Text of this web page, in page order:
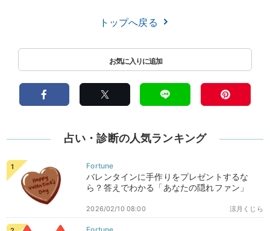
トップへ戻る
占い・診断の人気ランキング
バレンタインに手作りをプレゼントするな
ら？答えでわかる「あなたの隠れファン」
涼月くじら
2026/02/10 08:00